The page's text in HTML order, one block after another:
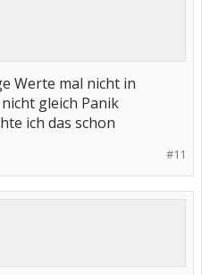
Werte mal nicht in
gleich Panik
ich das schon
#11